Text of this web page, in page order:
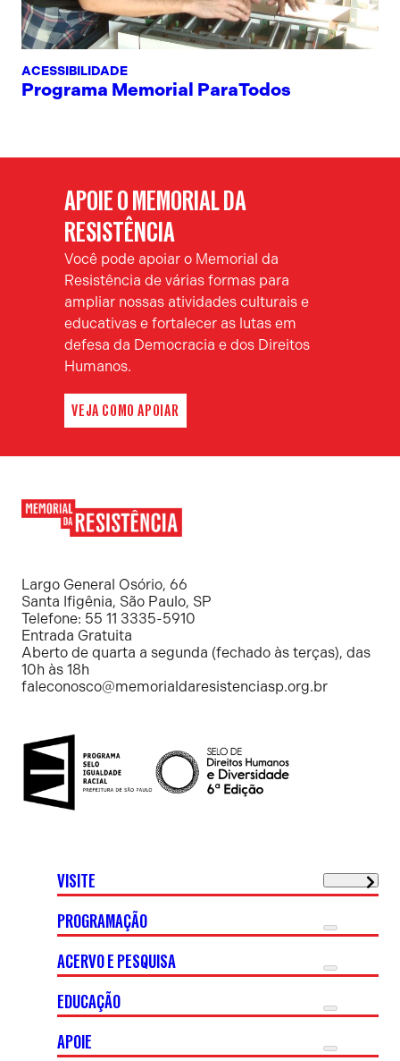
ACESSIBILIDADE
Programa Memorial ParaTodos
APOIE O MEMORIAL DA
RESISTÊNCIA
Você pode apoiar o Memorial da
Resistência de várias formas para
ampliar nossas atividades culturais e
educativas e fortalecer as lutas em
defesa da Democracia e dos Direitos
Humanos.
VEJA COMO APOIAR
Resistência
Largo General Osório, 66
Santa Ifigênia, São Paulo, SP
Telefone: 55 11 3335-5910
Entrada Gratuita
Aberto de quarta a segunda (fechado às terças), das
10h às 18h
faleconosco@memorialdaresistenciasp.org.br
VISITE
PROGRAMAÇÃO
ACERVO E PESQUISA
EDUCAÇÃO
APOIE